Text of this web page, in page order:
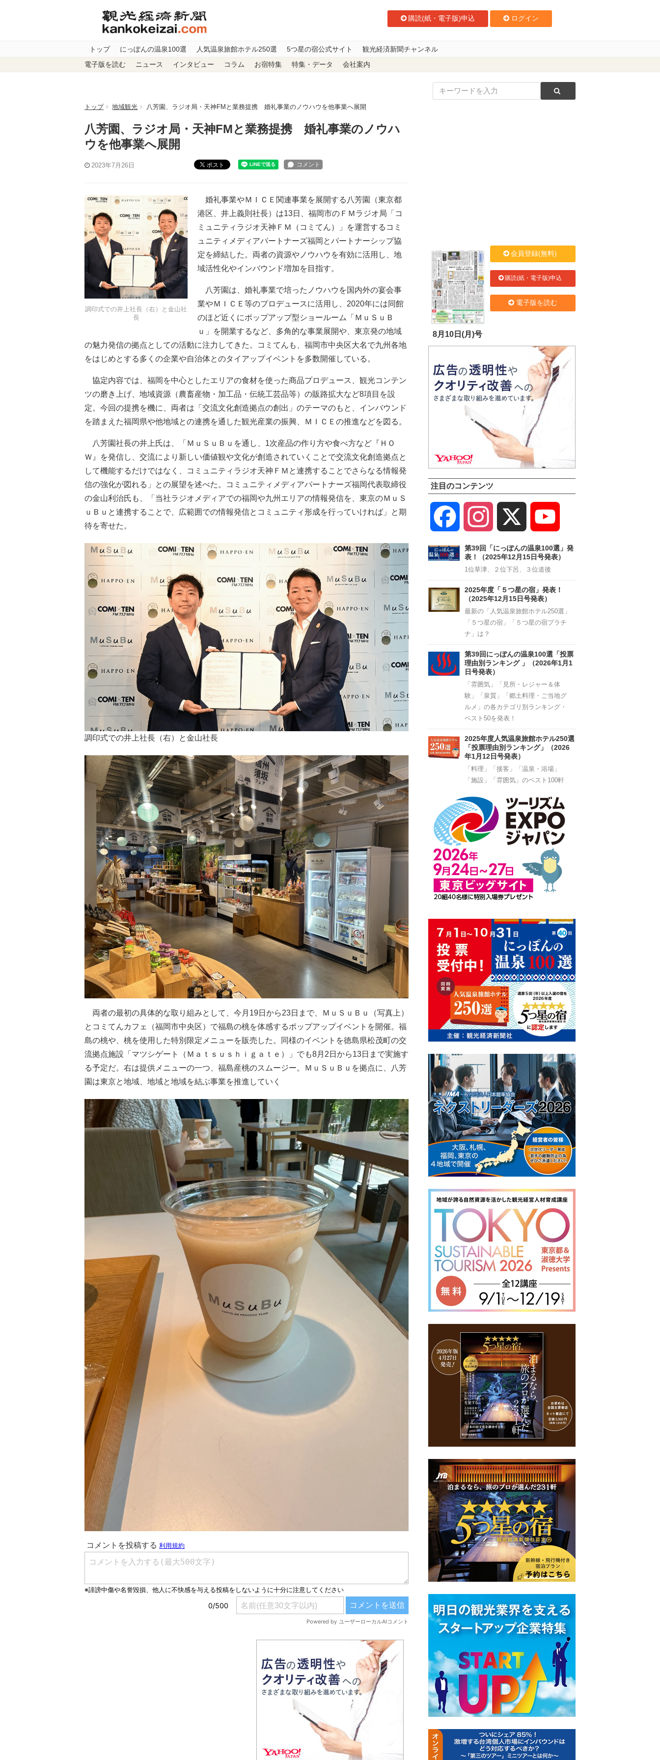
購読(紙・電子版)申込 ログイン
トップ にっぽんの温泉100選 人気温泉旅館ホテル250選 5つ星の宿公式サイト 観光経済新聞チャンネル
電子版を読む ニュース インタビュー コラム お宿特集 特集・データ 会社案内
トップ 地域観光 八芳園、ラジオ局・天神FMと業務提携 婚礼事業のノウハウを他事業へ展開
八芳園、ラジオ局・天神FMと業務提携 婚礼事業のノウハ
ウを他事業へ展開
2023年7月26日 ポスト
調印式での井上社長（右）と金山社
長
婚礼事業やＭＩＣＥ関連事業を展開する八芳園（東京都
港区、井上義則社長）は13日、福岡市のＦＭラジオ局「コ
ミュニティラジオ天神ＦＭ（コミてん）」を運営するコミ
ュニティメディアパートナーズ福岡とパートナーシップ協
定を締結した。両者の資源やノウハウを有効に活用し、地
域活性化やインバウンド増加を目指す。
八芳園は、婚礼事業で培ったノウハウを国内外の宴会事
業やＭＩＣＥ等のプロデュースに活用し、2020年には同館
のほど近くにポップアップ型ショールーム「ＭｕＳｕＢ
ｕ」を開業するなど、多角的な事業展開や、東京発の地域
の魅力発信の拠点としての活動に注力してきた。コミてんも、福岡市中央区大名で九州各地
をはじめとする多くの企業や自治体とのタイアップイベントを多数開催している。
協定内容では、福岡を中心としたエリアの食材を使った商品プロデュース、観光コンテン
ツの磨き上げ、地域資源（農畜産物・加工品・伝統工芸品等）の販路拡大など8項目を設
定。今回の提携を機に、両者は「交流文化創造拠点の創出」のテーマのもと、インバウンド
を踏まえた福岡県や他地域との連携を通した観光産業の振興、ＭＩＣＥの推進などを図る。
八芳園社長の井上氏は、「ＭｕＳｕＢｕを通し、1次産品の作り方や食べ方など『ＨＯ
Ｗ』を発信し、交流により新しい価値観や文化が創造されていくことで交流文化創造拠点と
して機能するだけではなく、コミュニティラジオ天神ＦＭと連携することでさらなる情報発
信の強化が図れる」との展望を述べた。コミュニティメディアパートナーズ福岡代表取締役
の金山利治氏も、「当社ラジオメディアでの福岡や九州エリアの情報発信を、東京のＭｕＳ
ｕＢｕと連携することで、広範囲での情報発信とコミュニティ形成を行っていければ」と期
待を寄せた。
調印式での井上社長（右）と金山社長
両者の最初の具体的な取り組みとして、今月19日から23日まで、ＭｕＳｕＢｕ（写真上）
とコミてんカフェ（福岡市中央区）で福島の桃を体感するポップアップイベントを開催。福
島の桃や、桃を使用した特別限定メニューを販売した。同様のイベントを徳島県松茂町の交
流拠点施設「マツシゲート（Ｍａｔｓｕｓｈｉｇａｔｅ）」でも8月2日から13日まで実施す
る予定だ。右は提供メニューの一つ、福島産桃のスムージー。ＭｕＳｕＢｕを拠点に、八芳
園は東京と地域、地域と地域を結ぶ事業を推進していく
8月10日(月)号
会員登録(無料)
購読(紙・電子版)申込
電子版を読む
注目のコンテンツ
Facebook Instagram
Channel
第39回「にっぽんの温泉100選」発
表！（2025年12月15日号発表）
1位草津、２位下呂、３位道後
2025年度「５つ星の宿」発表！
（2025年12月15日号発表）
最新の「人気温泉旅館ホテル250選」
「５つ星の宿」「５つ星の宿プラチ
ナ」は？
第39回にっぽんの温泉100選「投票
理由別ランキング 」（2026年1月1
日号発表）
「雰囲気」「見所・レジャー＆体
験」「泉質」「郷土料理・ご当地グ
ルメ」の各カテゴリ別ランキング・
ベスト50を発表！
2025年度人気温泉旅館ホテル250選
「投票理由別ランキング」（2026
年1月12日号発表）
「料理」「接客」「温泉・浴場」
「施設」「雰囲気」のベスト100軒